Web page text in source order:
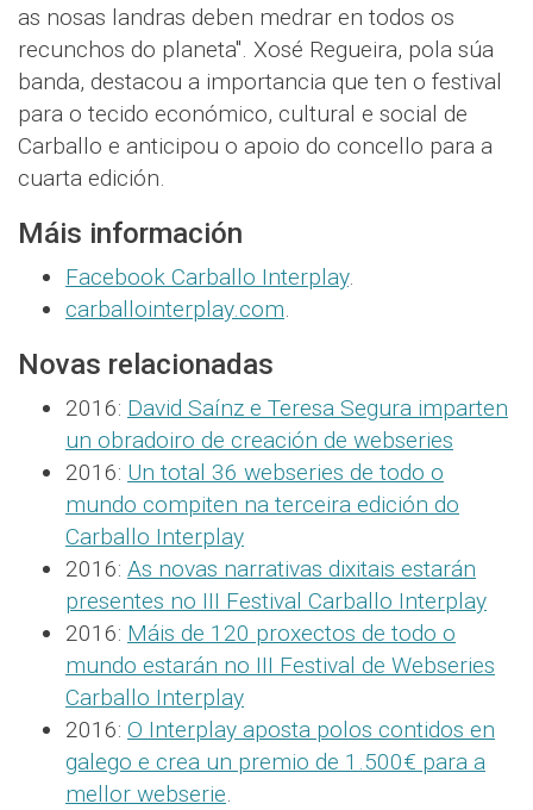
as nosas landras deben medrar en todos os
recunchos do planeta". Xosé Regueira, pola súa
banda, destacou a importancia que ten o festival
para o tecido económico, cultural e social de
Carballo e anticipou o apoio do concello para a
cuarta edición.
Máis información
Facebook Carballo Interplay.
carballointerplay.com.
Novas relacionadas
2016: David Saínz e Teresa Segura imparten
un obradoiro de creación de webseries
2016: Un total 36 webseries de todo o
mundo compiten na terceira edición do
Carballo Interplay
2016: As novas narrativas dixitais estarán
presentes no III Festival Carballo Interplay
2016: Máis de 120 proxectos de todo o
mundo estarán no III Festival de Webseries
Carballo Interplay
2016: O Interplay aposta polos contidos en
galego e crea un premio de 1.500€ para a
mellor webserie.